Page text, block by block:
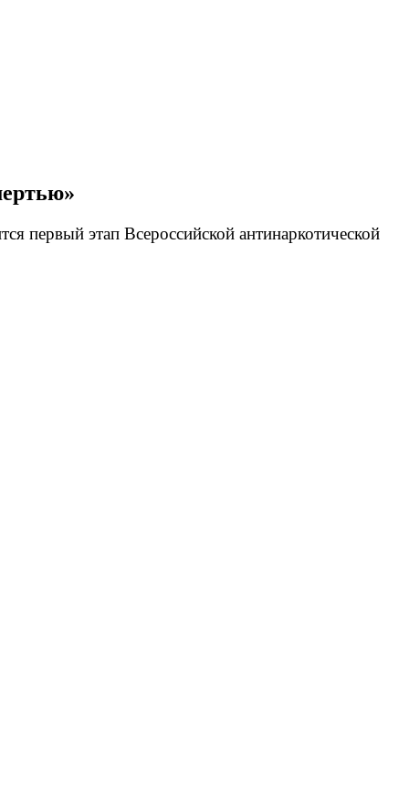
первый этап Всероссийской антинаркотической